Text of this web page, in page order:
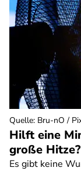
Hilft eine
große Hitze?
Es gibt keine
Quelle: Bru-nO /